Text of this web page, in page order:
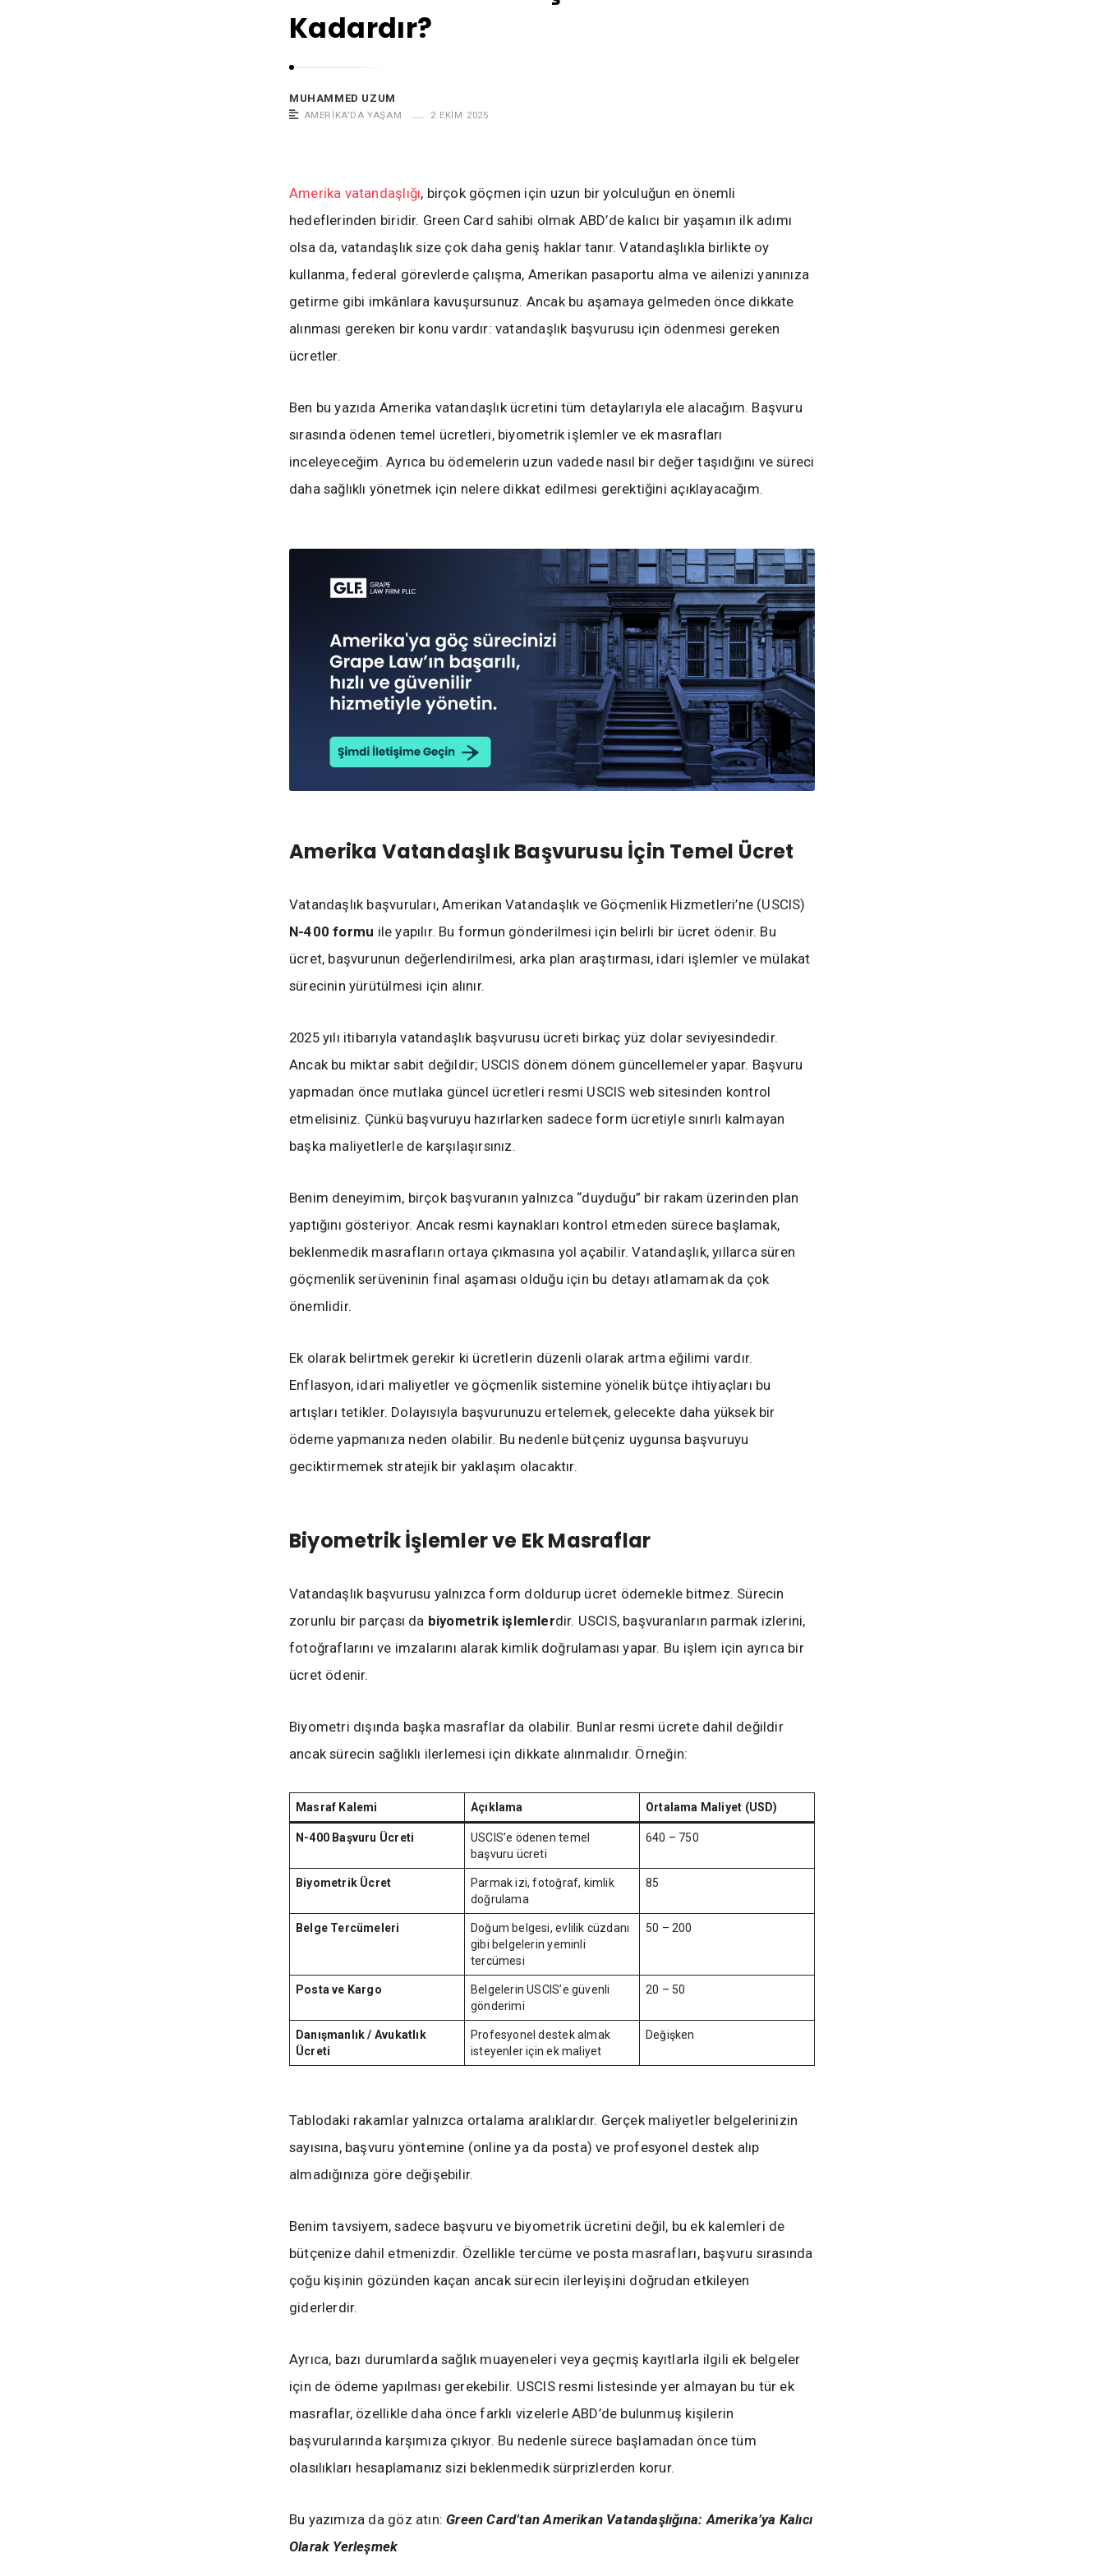
Kadardır?
MUHAMMED UZUM
AMERIKA'DA YAŞAM 2 EKIM 2025
Amerika vatandaşlığı, birçok göçmen için uzun bir yolculuğun en önemli
hedeflerinden biridir. Green Card sahibi olmak ABD’de kalıcı bir yaşamın ilk adımı
olsa da, vatandaşlık size çok daha geniş haklar tanır. Vatandaşlıkla birlikte oy
kullanma, federal görevlerde çalışma, Amerikan pasaportu alma ve ailenizi yanınıza
getirme gibi imkânlara kavuşursunuz. Ancak bu aşamaya gelmeden önce dikkate
alınması gereken bir konu vardır: vatandaşlık başvurusu için ödenmesi gereken
ücretler.
Ben bu yazıda Amerika vatandaşlık ücretini tüm detaylarıyla ele alacağım. Başvuru
sırasında ödenen temel ücretleri, biyometrik işlemler ve ek masrafları
inceleyeceğim. Ayrıca bu ödemelerin uzun vadede nasıl bir değer taşıdığını ve süreci
daha sağlıklı yönetmek için nelere dikkat edilmesi gerektiğini açıklayacağım.
Amerika Vatandaşlık Başvurusu İçin Temel Ücret
Vatandaşlık başvuruları, Amerikan Vatandaşlık ve Göçmenlik Hizmetleri’ne (USCIS)
N-400 formu ile yapılır. Bu formun gönderilmesi için belirli bir ücret ödenir. Bu
ücret, başvurunun değerlendirilmesi, arka plan araştırması, idari işlemler ve mülakat
sürecinin yürütülmesi için alınır.
2025 yılı itibarıyla vatandaşlık başvurusu ücreti birkaç yüz dolar seviyesindedir.
Ancak bu miktar sabit değildir; USCIS dönem dönem güncellemeler yapar. Başvuru
yapmadan önce mutlaka güncel ücretleri resmi USCIS web sitesinden kontrol
etmelisiniz. Çünkü başvuruyu hazırlarken sadece form ücretiyle sınırlı kalmayan
başka maliyetlerle de karşılaşırsınız.
Benim deneyimim, birçok başvuranın yalnızca “duyduğu” bir rakam üzerinden plan
yaptığını gösteriyor. Ancak resmi kaynakları kontrol etmeden sürece başlamak,
beklenmedik masrafların ortaya çıkmasına yol açabilir. Vatandaşlık, yıllarca süren
göçmenlik serüveninin final aşaması olduğu için bu detayı atlamamak da çok
önemlidir.
Ek olarak belirtmek gerekir ki ücretlerin düzenli olarak artma eğilimi vardır.
Enflasyon, idari maliyetler ve göçmenlik sistemine yönelik bütçe ihtiyaçları bu
artışları tetikler. Dolayısıyla başvurunuzu ertelemek, gelecekte daha yüksek bir
ödeme yapmanıza neden olabilir. Bu nedenle bütçeniz uygunsa başvuruyu
geciktirmemek stratejik bir yaklaşım olacaktır.
Biyometrik İşlemler ve Ek Masraflar
Vatandaşlık başvurusu yalnızca form doldurup ücret ödemekle bitmez. Sürecin
zorunlu bir parçası da biyometrik işlemlerdir. USCIS, başvuranların parmak izlerini,
fotoğraflarını ve imzalarını alarak kimlik doğrulaması yapar. Bu işlem için ayrıca bir
ücret ödenir.
Biyometri dışında başka masraflar da olabilir. Bunlar resmi ücrete dahil değildir
ancak sürecin sağlıklı ilerlemesi için dikkate alınmalıdır. Örneğin:
Masraf Kalemi Açıklama Ortalama Maliyet (USD)
N-400 Başvuru Ücreti
USCIS’e ödenen temel
başvuru ücreti
640 – 750
Biyometrik Ücret
Parmak izi, fotoğraf, kimlik
doğrulama
85
Belge Tercümeleri
Doğum belgesi, evlilik cüzdanı
gibi belgelerin yeminli
tercümesi
50 – 200
Posta ve Kargo
Belgelerin USCIS’e güvenli
gönderimi
20 – 50
Danışmanlık / Avukatlık
Ücreti
Profesyonel destek almak
isteyenler için ek maliyet
Değişken
Tablodaki rakamlar yalnızca ortalama aralıklardır. Gerçek maliyetler belgelerinizin
sayısına, başvuru yöntemine (online ya da posta) ve profesyonel destek alıp
almadığınıza göre değişebilir.
Benim tavsiyem, sadece başvuru ve biyometrik ücretini değil, bu ek kalemleri de
bütçenize dahil etmenizdir. Özellikle tercüme ve posta masrafları, başvuru sırasında
çoğu kişinin gözünden kaçan ancak sürecin ilerleyişini doğrudan etkileyen
giderlerdir.
Ayrıca, bazı durumlarda sağlık muayeneleri veya geçmiş kayıtlarla ilgili ek belgeler
için de ödeme yapılması gerekebilir. USCIS resmi listesinde yer almayan bu tür ek
masraflar, özellikle daha önce farklı vizelerle ABD’de bulunmuş kişilerin
başvurularında karşımıza çıkıyor. Bu nedenle sürece başlamadan önce tüm
olasılıkları hesaplamanız sizi beklenmedik sürprizlerden korur.
Bu yazımıza da göz atın:Green Card’tan Amerikan Vatandaşlığına: Amerika’ya Kalıcı
Olarak Yerleşmek